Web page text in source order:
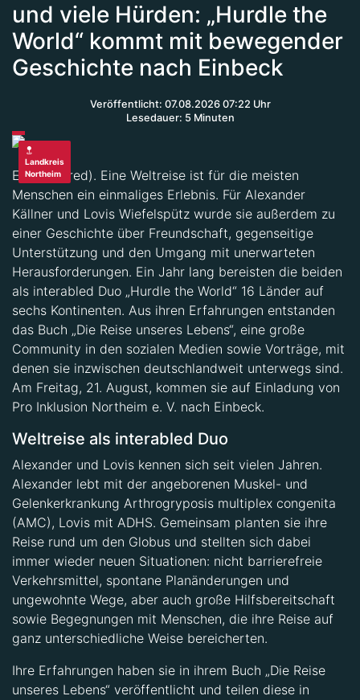
und viele Hürden: „Hurdle the
World“ kommt mit bewegender
Geschichte nach Einbeck
Veröffentlicht: 07.08.2026 07:22 Uhr
Lesedauer: 5 Minuten
Landkreis
Northeim
Einbeck (red). Eine Weltreise ist für die meisten
Menschen ein einmaliges Erlebnis. Für Alexander
Källner und Lovis Wiefelspütz wurde sie außerdem zu
einer Geschichte über Freundschaft, gegenseitige
Unterstützung und den Umgang mit unerwarteten
Herausforderungen. Ein Jahr lang bereisten die beiden
als interabled Duo „Hurdle the World“ 16 Länder auf
sechs Kontinenten. Aus ihren Erfahrungen entstanden
das Buch „Die Reise unseres Lebens“, eine große
Community in den sozialen Medien sowie Vorträge, mit
denen sie inzwischen deutschlandweit unterwegs sind.
Am Freitag, 21. August, kommen sie auf Einladung von
Pro Inklusion Northeim e. V. nach Einbeck.
Weltreise als interabled Duo
Alexander und Lovis kennen sich seit vielen Jahren.
Alexander lebt mit der angeborenen Muskel- und
Gelenkerkrankung Arthrogryposis multiplex congenita
(AMC), Lovis mit ADHS. Gemeinsam planten sie ihre
Reise rund um den Globus und stellten sich dabei
immer wieder neuen Situationen: nicht barrierefreie
Verkehrsmittel, spontane Planänderungen und
ungewohnte Wege, aber auch große Hilfsbereitschaft
sowie Begegnungen mit Menschen, die ihre Reise auf
ganz unterschiedliche Weise bereicherten.
Ihre Erfahrungen haben sie in ihrem Buch „Die Reise
unseres Lebens“ veröffentlicht und teilen diese in